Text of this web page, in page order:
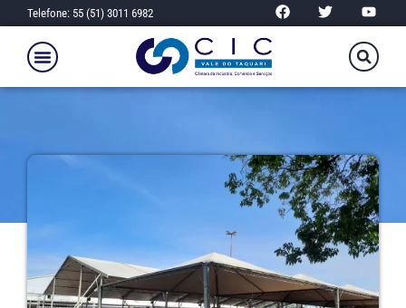
Telefone: 55 (51) 3011 6982